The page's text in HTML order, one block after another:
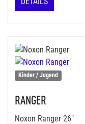
Kinder / Jugend
RANGER
Noxon Ranger 26"